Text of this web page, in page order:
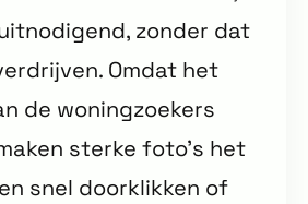
zonder dat
Omdat het
de woningzoekers
sterke foto’s het
snel doorklikken of